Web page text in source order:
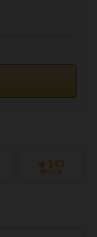
143
持ってる